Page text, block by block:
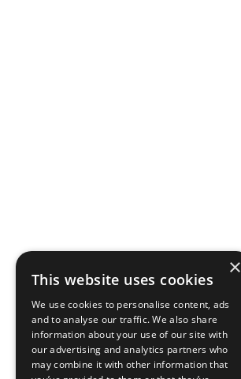
×
This website uses cookies
We use cookies to personalise content, ads
and to analyse our traffic. We also share
information about your use of our site with
our advertising and analytics partners who
may combine it with other information that